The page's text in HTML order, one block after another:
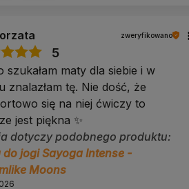
dłoniach
poceniu maksymalnie
ok. 3,2 kg
hot jogi, bikramu,
wtedy, gdy wiesz, że mocno się
zweryfikowano
5
szukałam maty dla siebie i w
znalazłam tę. Nie dość, że
się na niej ćwiczy to
jest piękna ✨
dotyczy podobnego produktu:
do jogi Sayoga Intense -
Moons